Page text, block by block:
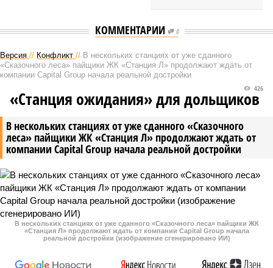
КОММЕНТАРИИ 0
Версия // Конфликт // В нескольких станциях от уже сданного
«Сказочного леса» пайщики ЖК «Станция Л» продолжают ждать от
компании Capital Group начала реальной достройки
В нескольких станциях от уже сданного «Сказочного
леса» пайщики ЖК «Станция Л» продолжают ждать от
компании Capital Group начала реальной достройки
426
«Станция ожидания» для дольщиков
В нескольких станциях от уже сданного «Сказочного леса» пайщики ЖК
«Станция Л» продолжают ждать от компании Capital Group начала
реальной достройки (изображение сгенерировано ИИ)